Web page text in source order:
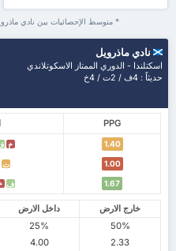
* متوسط الإحصائيات بين نادي
نادي ماذرويل
اسكتلندا - الدوري الممتاز الاسكوتلاندي
حديثاً : 4ف / 2ت / 4خ
PPG
خ 1.40
ت 1.00
ف 1.67
داخل الارض
خارج الارض
25%
50%
4.00
2.33